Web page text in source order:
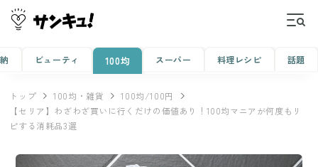
ビューティ 100均 スーパー 料理レシピ 話題
トップ 100均・雑貨
100均/100円
【セリア】わざわざ買いに行くだけの価値あり！100均マニアが何度もリ
ピする消耗品3選